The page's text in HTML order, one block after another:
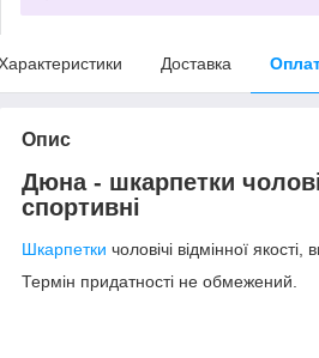
Доставка
Опис
Дюна - шкарпетки
спортивні
Шкарпетки чоловічі відмінної
Термін придатності не обмежений.